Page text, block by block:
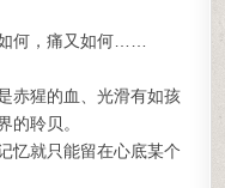
何，痛又如何……
赤猩的血、光滑有如孩
的聆贝。
忆就只能留在心底某个